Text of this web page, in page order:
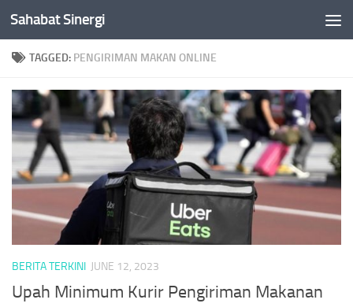
Skip to content
Sahabat Sinergi
TAGGED: PENGIRIMAN MAKAN ONLINE
BERITA TERKINI JUNE 12, 2023
Upah Minimum Kurir Pengiriman Makanan